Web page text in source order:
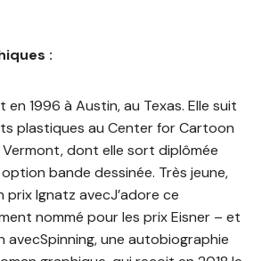
:
en 1996 à Austin, au Texas. Elle suit
plastiques au Center for Cartoon
Vermont, dont elle sort diplômée
bande dessinée. Très jeune,
prix Ignatz avecJ’adore ce
nommé pour les prix Eisner – et
avecSpinning, une autobiographie